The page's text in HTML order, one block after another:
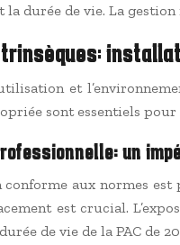
la durée de vie. La
et
sont essentiels pour
un
aux normes
est crucial.
de vie de la PAC de